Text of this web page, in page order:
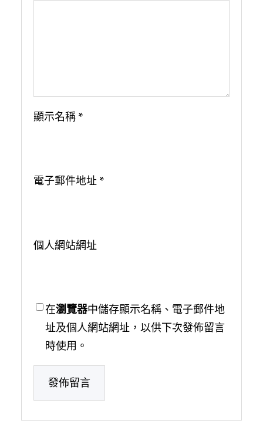
顯示名稱 *
電子郵件地址 *
個人網站網址
在瀏覽器中儲存顯示名稱、電子郵件地
址及個人網站網址，以供下次發佈留言
時使用。